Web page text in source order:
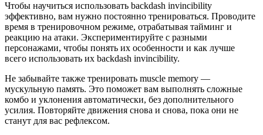
Чтобы научиться использовать backdash invincibility
эффективно, вам нужно постоянно тренироваться. Проводите
время в тренировочном режиме, отрабатывая тайминг и
реакцию на атаки. Экспериментируйте с разными
персонажами, чтобы понять их особенности и как лучше
всего использовать их backdash invincibility.
Не забывайте также тренировать muscle memory —
мускульную память. Это поможет вам выполнять сложные
комбо и уклонения автоматически, без дополнительного
усилия. Повторяйте движения снова и снова, пока они не
станут для вас рефлексом.